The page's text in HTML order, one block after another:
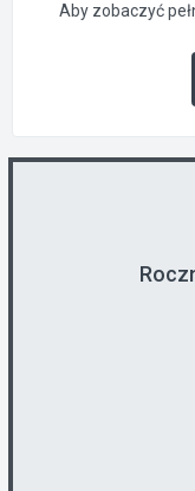
Aby zobaczyć